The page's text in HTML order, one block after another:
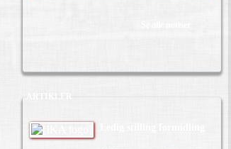
ARTIKLER